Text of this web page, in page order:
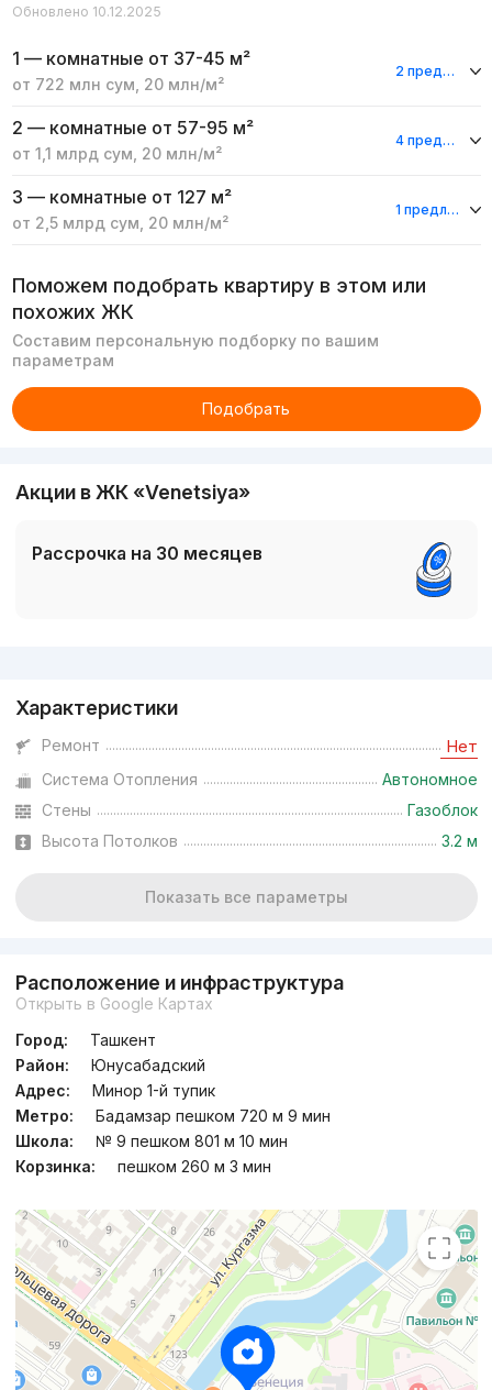
Обновлено 10.12.2025
1 — комнатные от 37-45 м²
от 722 млн сум 20 млн/м²
2 предложения
2 — комнатные от 57-95 м²
от 1,1 млрд сум 20 млн/м²
4 предложения
3 — комнатные от 127 м²
от 2,5 млрд сум 20 млн/м²
1 предложение
Поможем подобрать квартиру в этом или
похожих ЖК
Составим персональную подборку по вашим
параметрам
Подобрать
Акции в ЖК «Venetsiya»
Рассрочка на 30 месяцев
Характеристики
Ремонт Нет
Система Отопления
Автономное
Стены
Газоблок
Высота Потолков
3.2 м
Показать все параметры
Расположение и инфраструктура
Открыть в Google Картах
Город:
Ташкент
Район:
Юнусабадский
Адрес:
Минор 1-й тупик
Метро:
Бадамзар пешком 720 м 9 мин
Школа:
№ 9 пешком 801 м 10 мин
Корзинка:
пешком 260 м 3 мин